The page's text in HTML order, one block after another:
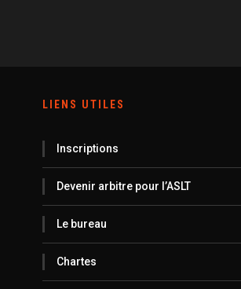
LIENS UTILES
Inscriptions
Devenir arbitre pour l’ASLT
Le bureau
Chartes